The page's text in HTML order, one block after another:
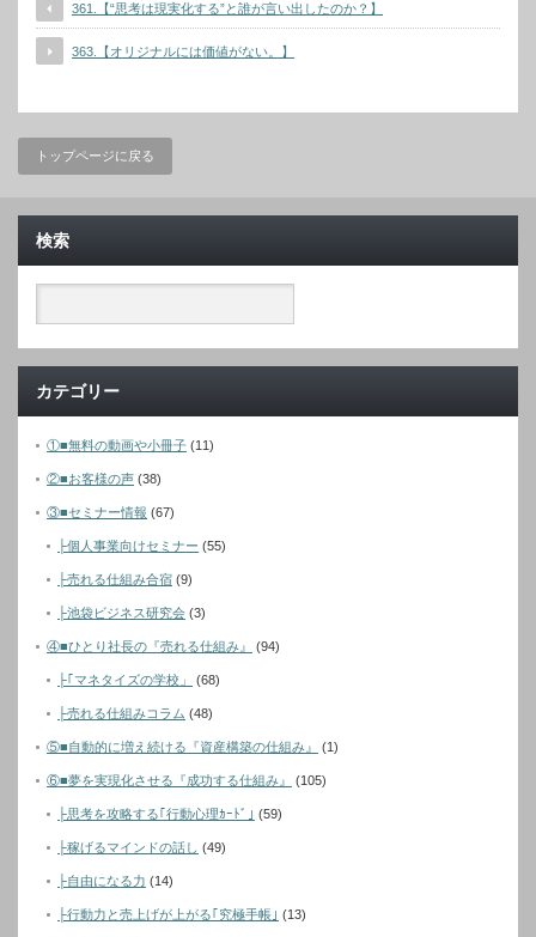
361.【“思考は現実化する”と誰が言い出したのか？】
363.【オリジナルには価値がない。】
トップページに戻る
検索
カテゴリー
①■無料の動画や小冊子 (11)
②■お客様の声 (38)
③■セミナー情報 (67)
├個人事業向けセミナー (55)
├売れる仕組み合宿 (9)
├池袋ビジネス研究会 (3)
④■ひとり社長の『売れる仕組み』 (94)
├｢マネタイズの学校」 (68)
├売れる仕組みコラム (48)
⑤■自動的に増え続ける『資産構築の仕組み』 (1)
⑥■夢を実現化させる『成功する仕組み』 (105)
├思考を攻略する｢行動心理ｶｰﾄﾞ｣ (59)
├稼げるマインドの話し (49)
├自由になる力 (14)
├行動力と売上げが上がる｢究極手帳｣ (13)